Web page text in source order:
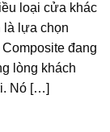
loại cửa khác
là lựa chọn
đang
lòng khách
Nó […]